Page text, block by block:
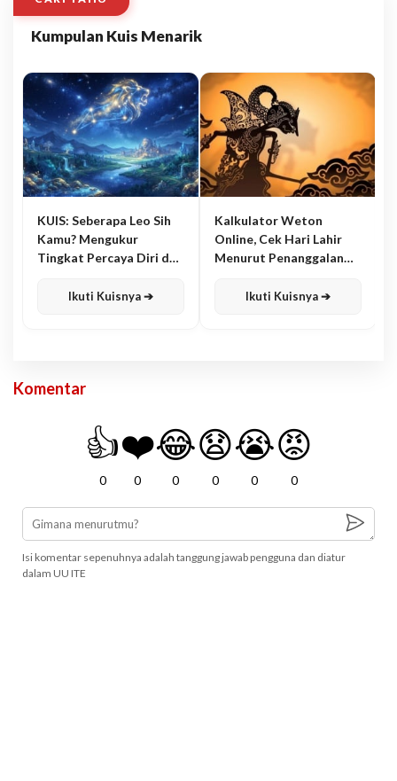
Kumpulan Kuis Menarik
KUIS: Seberapa Leo Sih
Kamu? Mengukur
Tingkat Percaya Diri dan
Ikuti Kuisnya ➔
Kalkulator Weton
Online, Cek Hari Lahir
Menurut Penanggalan
Ikuti Kuisnya ➔
Komentar
👍
0
❤️
0
😂
0
😧
0
😭
0
😡
0
Isi komentar sepenuhnya adalah tanggung jawab pengguna dan diatur
dalam UU ITE